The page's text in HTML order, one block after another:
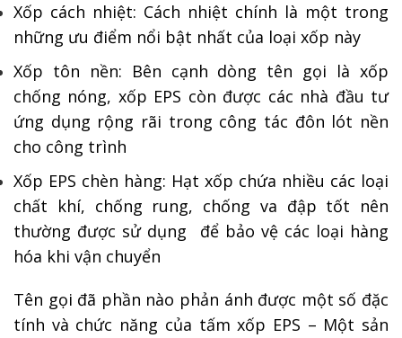
Xốp cách nhiệt: Cách nhiệt chính là một trong
những ưu điểm nổi bật nhất của loại xốp này
Xốp tôn nền: Bên cạnh dòng tên gọi là xốp
chống nóng, xốp EPS còn được các nhà đầu tư
ứng dụng rộng rãi trong công tác đôn lót nền
cho công trình
Xốp EPS chèn hàng: Hạt xốp chứa nhiều các loại
chất khí, chống rung, chống va đập tốt nên
thường được sử dụng để bảo vệ các loại hàng
hóa khi vận chuyển
Tên gọi đã phần nào phản ánh được một số đặc
tính và chức năng của tấm xốp EPS – Một sản